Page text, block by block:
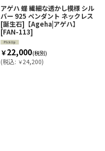
アゲハ 蝶 繊細な透かし模様 シル
バー 925 ペンダント ネックレス
[誕生石]【Ageha|アゲハ】
[FAN-113]
￥22,000(税別)
(税込: ￥24,200)